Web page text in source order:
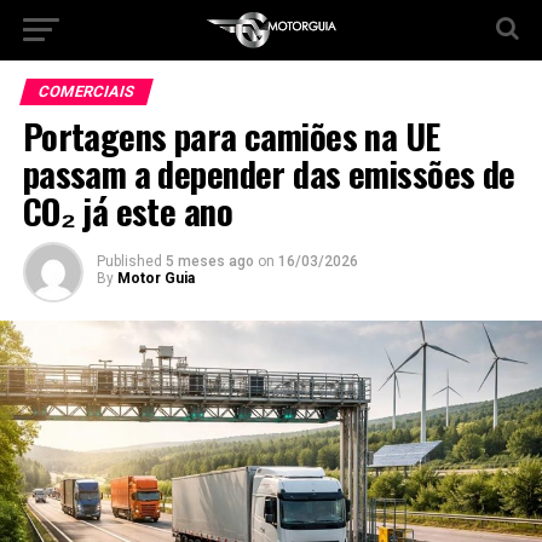
COMERCIAIS
Portagens para camiões na UE
passam a depender das emissões de
CO₂ já este ano
Published 5 meses ago on 16/03/2026
By Motor Guia